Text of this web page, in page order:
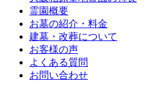
霊園概要
お墓の紹介・料金
建墓・改葬について
お客様の声
よくある質問
お問い合わせ